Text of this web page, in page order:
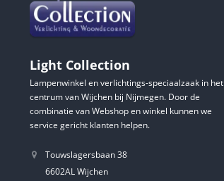
Light Collection
Lampenwinkel en verlichtings-speciaalzaak in het
centrum van Wijchen bij Nijmegen. Door de
combinatie van Webshop en winkel kunnen we
service gericht klanten helpen.
Touwslagersbaan 38
6602AL Wijchen